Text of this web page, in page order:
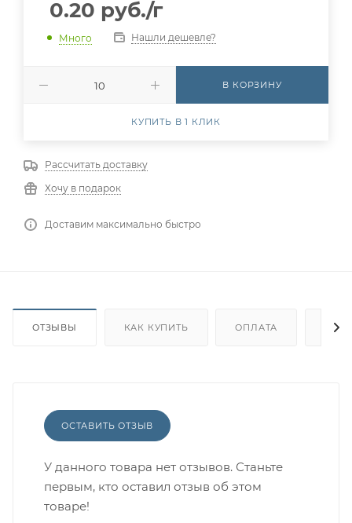
0.20 руб./г
Много Нашли дешевле?
В КОРЗИНУ
КУПИТЬ В 1 КЛИК
Рассчитать доставку
Хочу в подарок
Доставим максимально быстро
ОТЗЫВЫ КАК КУПИТЬ ОПЛАТА
ОСТАВИТЬ ОТЗЫВ
У данного товара нет отзывов. Станьте
первым, кто оставил отзыв об этом
товаре!